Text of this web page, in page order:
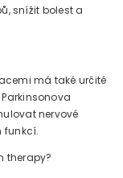
snížit bolest a
má také určité
nervové
funkcí.